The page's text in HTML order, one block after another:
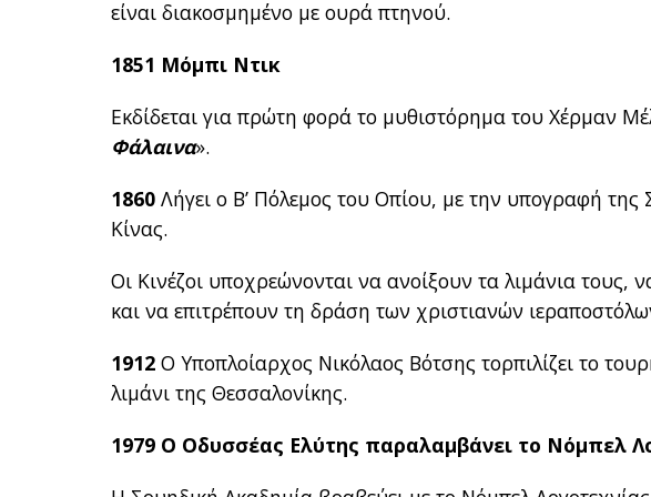
είναι διακοσμημένο με ουρά πτηνού.
1851 Μόμπι Ντικ
Εκδίδεται για πρώτη φορά το μυθιστόρημα του Χέρμαν
Φάλαινα».
1860 Λήγει ο Β’ Πόλεμος του Οπίου, με την υπογραφή της
Κίνας.
Οι Κινέζοι υποχρεώνονται να ανοίξουν τα λιμάνια τους,
και να επιτρέπουν τη δράση των χριστιανών
1912 Ο Υποπλοίαρχος Νικόλαος Βότσης τορπιλίζει το
λιμάνι της Θεσσαλονίκης.
1979 Ο Οδυσσέας Ελύτης παραλαμβάνει το Νόμπελ